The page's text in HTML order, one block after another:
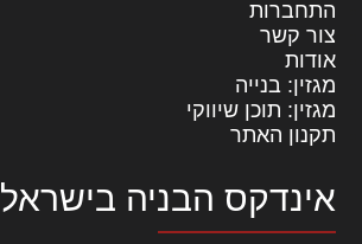
התחברות
צור קשר
אודות
מגזין: בנייה
מגזין: תוכן שיווקי
תקנון האתר
אינדקס הבניה בישראל